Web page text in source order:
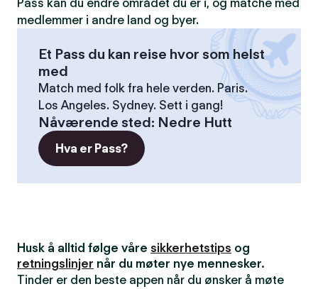
Pass kan du endre området du er i, og matche med
medlemmer i andre land og byer.
Et Pass du kan reise hvor som helst
med
Match med folk fra hele verden. Paris.
Los Angeles. Sydney. Sett i gang!
Nåværende sted: Nedre Hutt
Hva er Pass?
Husk å alltid følge våre sikkerhetstips og
retningslinjer når du møter nye mennesker.
Tinder er den beste appen når du ønsker å møte